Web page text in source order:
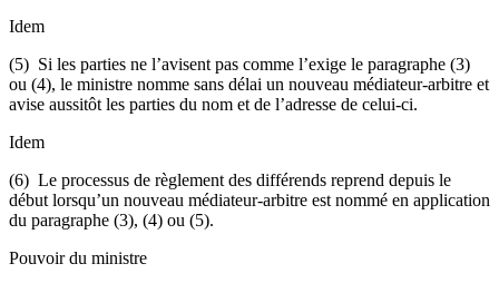
Idem
(5) Si les parties ne l’avisent pas comme l’exige le paragraphe (3)
ou (4), le ministre nomme sans délai un nouveau médiateur-arbitre et
avise aussitôt les parties du nom et de l’adresse de celui-ci.
Idem
(6) Le processus de règlement des différends reprend depuis le
début lorsqu’un nouveau médiateur-arbitre est nommé en application
du paragraphe (3), (4) ou (5).
Pouvoir du ministre